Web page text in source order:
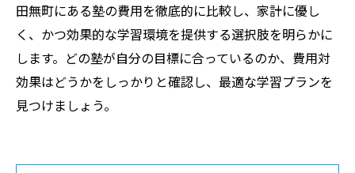
田無町にある塾の費用を徹底的に比較し、家計に優し
く、かつ効果的な学習環境を提供する選択肢を明らかに
します。どの塾が自分の目標に合っているのか、費用対
効果はどうかをしっかりと確認し、最適な学習プランを
見つけましょう。